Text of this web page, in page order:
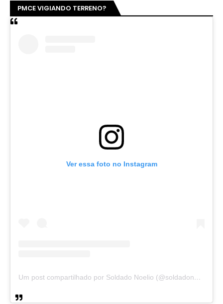
PMCE VIGIANDO TERRENO?
Ver essa foto no Instagram
Um post compartilhado por Soldado Noelio (@soldadonoelio)